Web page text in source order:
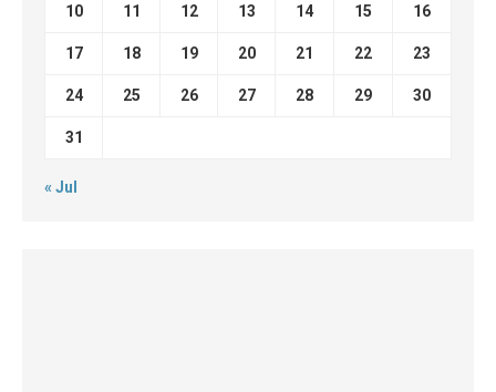
10 11 12 13 14 15 16
17 18 19 20 21 22 23
24 25 26 27 28 29 30
31
« Jul